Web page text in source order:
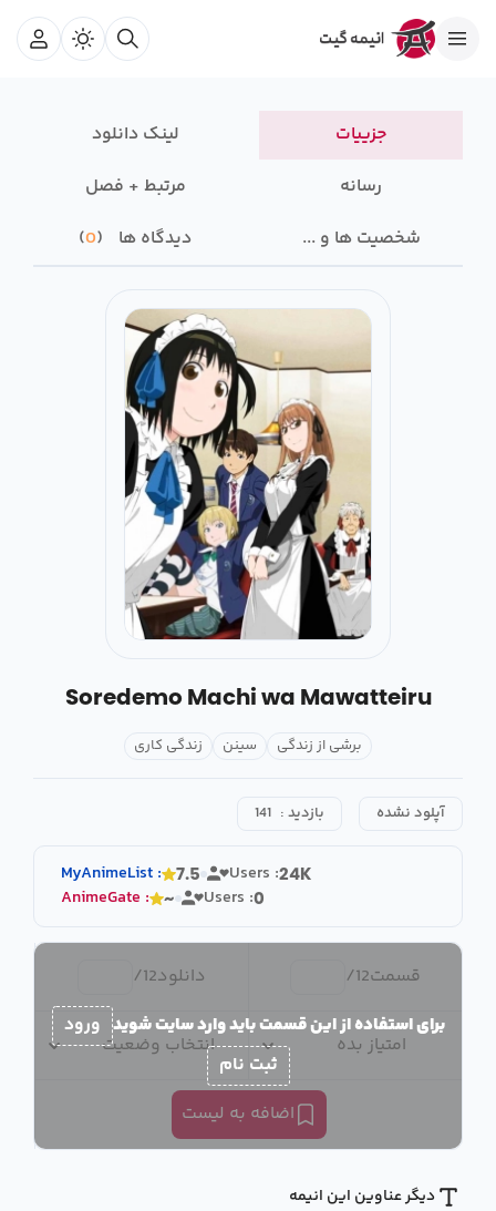
جزییات
لینک دانلود
رسانه‌
مرتبط + فصل
شخصیت ها و ...
دیدگاه ها 0
Soredemo Machi wa Mawatteiru
برشی از زندگی سینن زندگی کاری
آپلود نشده بازدید : 141
MyAnimeList : 7.5 Users :24K
AnimeGate : ~ Users :0
قسمت12
/ دانلود12
/
امتیاز بده انتخاب وضعیت
اضافه به لیست
برای استفاده از این قسمت باید وارد سایت شوید ورود
ثبت نام
دیگر عناوین این انیمه